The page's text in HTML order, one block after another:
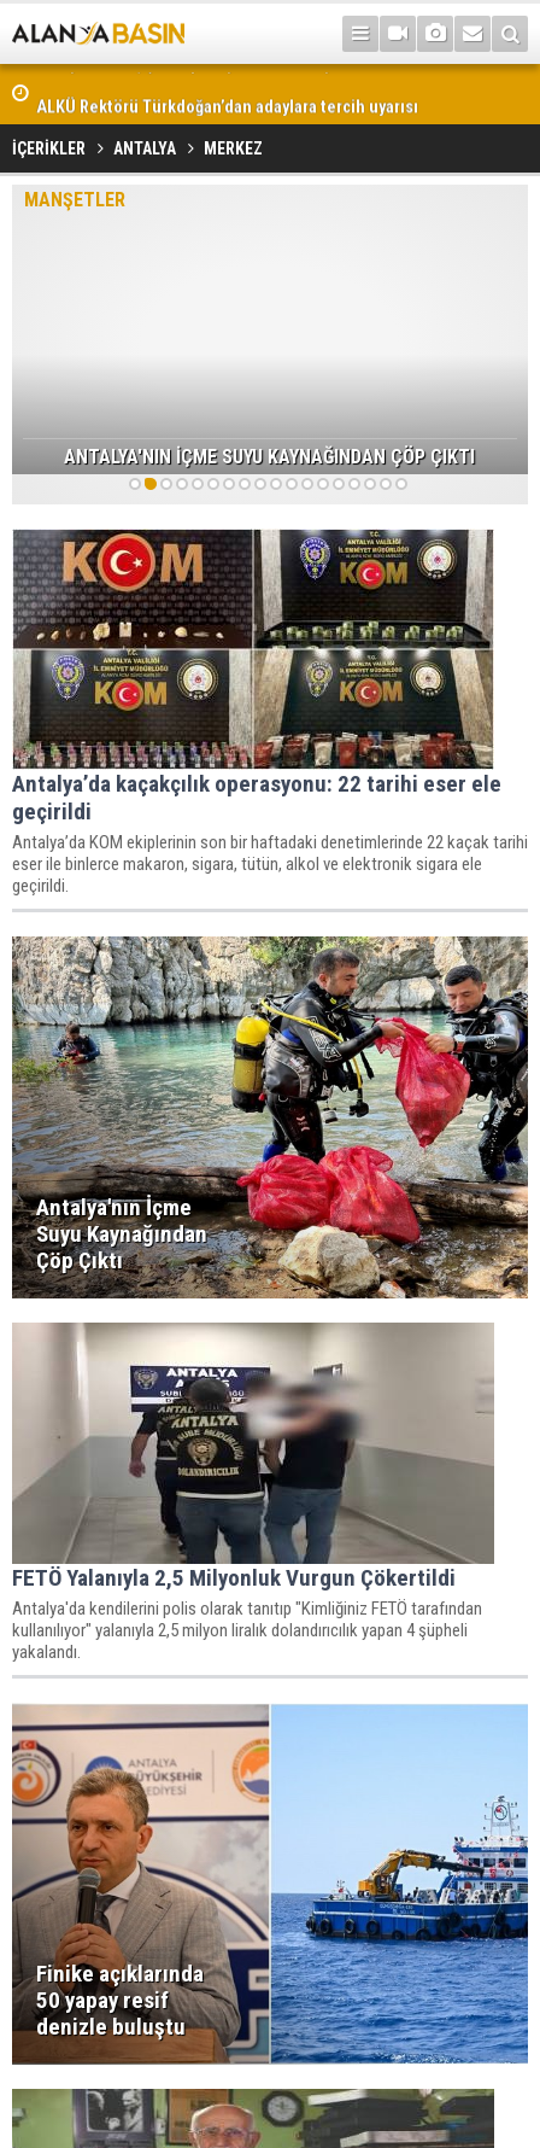
ALKÜ Rektörü Türkdoğan’dan adaylara tercih uyarısı
İÇERİKLER ANTALYA MERKEZ
MANŞETLER
ANTALYA'NIN İÇME SUYU KAYNAĞINDAN ÇÖP ÇIKTI
2 3 4 5 6 7 8 9 101112131415161718
Antalya’da kaçakçılık operasyonu: 22 tarihi eser ele
geçirildi
Antalya’da KOM ekiplerinin son bir haftadaki denetimlerinde 22 kaçak tarihi
eser ile binlerce makaron, sigara, tütün, alkol ve elektronik sigara ele
geçirildi.
Antalya'nın İçme
Suyu Kaynağından
Çöp Çıktı
FETÖ Yalanıyla 2,5 Milyonluk Vurgun Çökertildi
Antalya'da kendilerini polis olarak tanıtıp "Kimliğiniz FETÖ tarafından
kullanılıyor" yalanıyla 2,5 milyon liralık dolandırıcılık yapan 4 şüpheli
yakalandı.
Finike açıklarında
50 yapay resif
denizle buluştu